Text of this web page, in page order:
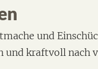
und
und kraftvoll nach